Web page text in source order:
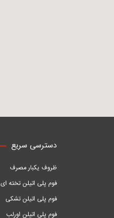
دسترسی سریع
ظروف یکبار مصرف
فوم پلی اتیلن تخته ای
فوم پلی اتیلن تشکی
فوم پلی اتیلن اورلب